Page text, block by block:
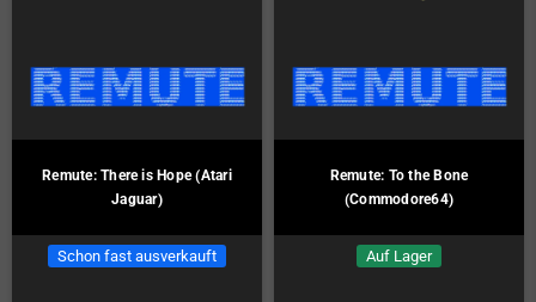
Remute: There is Hope (Atari
Jaguar)
Schon fast ausverkauft
Remute: To the Bone
(Commodore64)
Auf Lager